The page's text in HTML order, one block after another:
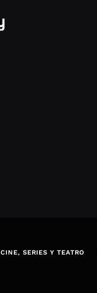
CINE, SERIES Y TEATRO